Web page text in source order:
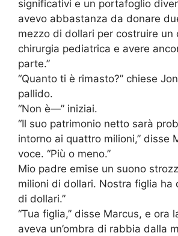
significativi e un portafoglio
avevo abbastanza da donare
mezzo di dollari per costruire un
chirurgia pediatrica e avere
parte.”
“Quanto ti è rimasto?” chiese
pallido.
“Non è—” iniziai.
“Il suo patrimonio netto sarà
intorno ai quattro milioni,” disse
voce. “Più o meno.”
Mio padre emise un suono
milioni di dollari. Nostra figlia ha
di dollari.”
“Tua figlia,” disse Marcus, e ora
aveva un’ombra di rabbia dalla